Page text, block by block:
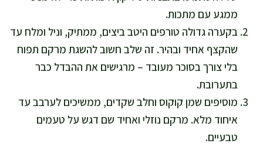
ממגע עם מתכות.
בקערה גדולה טורפים היטב ביצים, ממתיק, וניל ומלח עד
שהקצף אחיד ובהיר. זה שלב חשוב להשגת מרקם תפוח
בלי צורך בסוכר מעובד – מרגישים את ההבדל כבר
בתערובת.
מוסיפים שמן קוקוס וחלב שקדים, ממשיכים לערבב עד
איחוד מלא. מרקם נוזלי ואחיד שם דגש על טעמים
טבעיים.